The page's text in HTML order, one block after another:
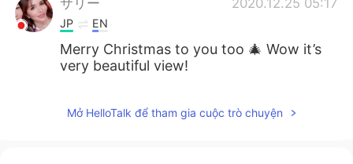
JP EN
Merry Christmas to you too 🎄 Wow it’s
very beautiful view!
Mở HelloTalk để tham gia cuộc trò chuyện